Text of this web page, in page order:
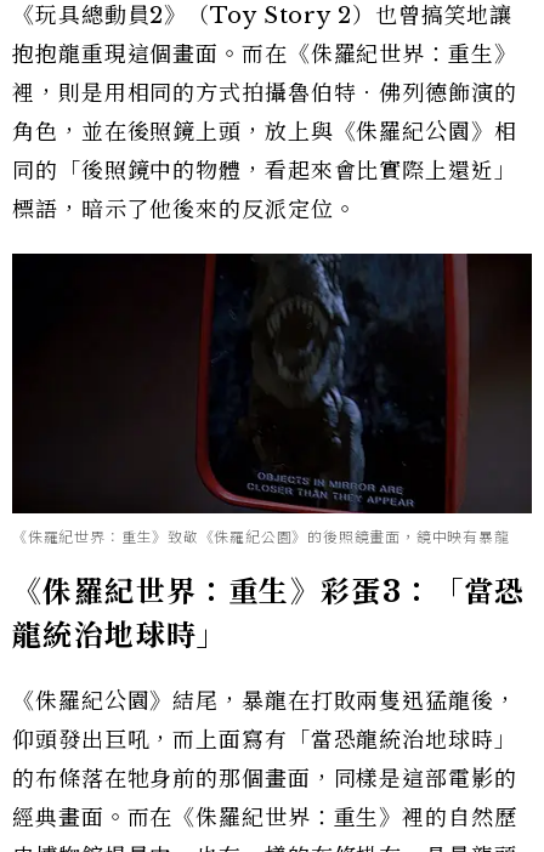
《玩具總動員2》（Toy Story 2）也曾搞笑地讓
抱抱龍重現這個畫面。而在《侏羅紀世界：重生》
裡，則是用相同的方式拍攝魯伯特．佛列德飾演的
角色，並在後照鏡上頭，放上與《侏羅紀公園》相
同的「後照鏡中的物體，看起來會比實際上還近」
標語，暗示了他後來的反派定位。
《侏羅紀世界：重生》致敬《侏羅紀公園》的後照鏡畫面，鏡中映有暴龍
《侏羅紀世界：重生》彩蛋3：「當恐
龍統治地球時」
《侏羅紀公園》結尾，暴龍在打敗兩隻迅猛龍後，
仰頭發出巨吼，而上面寫有「當恐龍統治地球時」
的布條落在牠身前的那個畫面，同樣是這部電影的
經典畫面。而在《侏羅紀世界：重生》裡的自然歷